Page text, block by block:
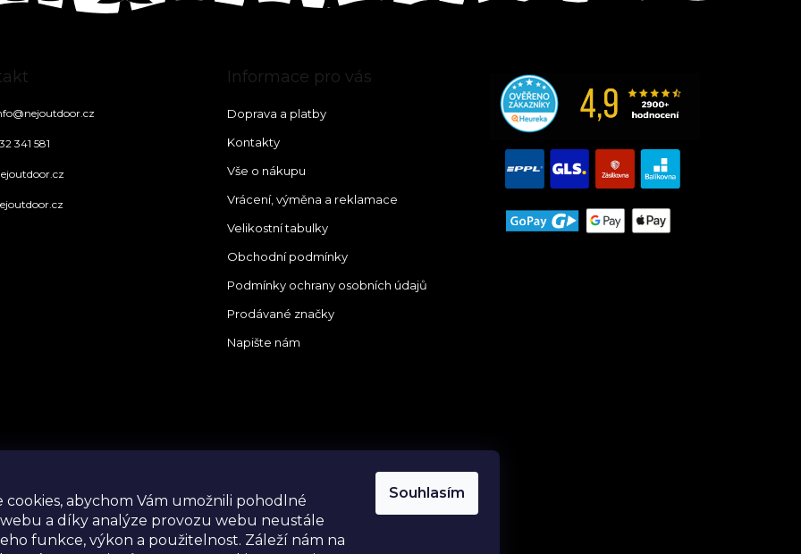
cookies, abychom Vám umožnili pohodlné
a díky analýze provozu webu neustále
funkce, výkon a použitelnost. Záleží nám na
Souhlasím
@nejoutdoor.cz
341 581
Informace pro vás
Doprava a platby
Kontakty
Vše o nákupu
Vrácení, výměna a reklamace
Velikostní tabulky
Obchodní podmínky
Podmínky ochrany osobních údajů
Prodávané značky
Napište nám